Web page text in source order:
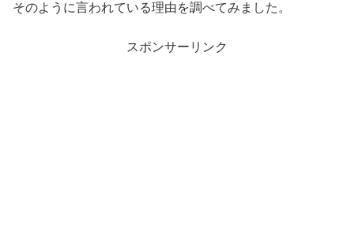
そのように言われている理由を調べてみました。
スポンサーリンク